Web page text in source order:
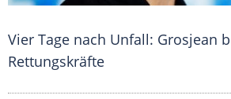
Vier Tage nach Unfall: Grosjean
Rettungskräfte